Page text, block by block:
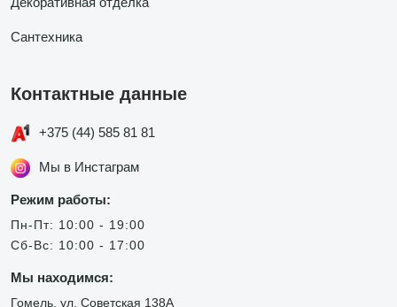
Сантехника
Контактные данные
+375 (44) 585 81 81
Мы в Инстаграм
Режим работы:
Пн-Пт: 10:00 - 19:00
Сб-Вс: 10:00 - 17:00
Мы находимся:
Гомель, ул. Советская 138А